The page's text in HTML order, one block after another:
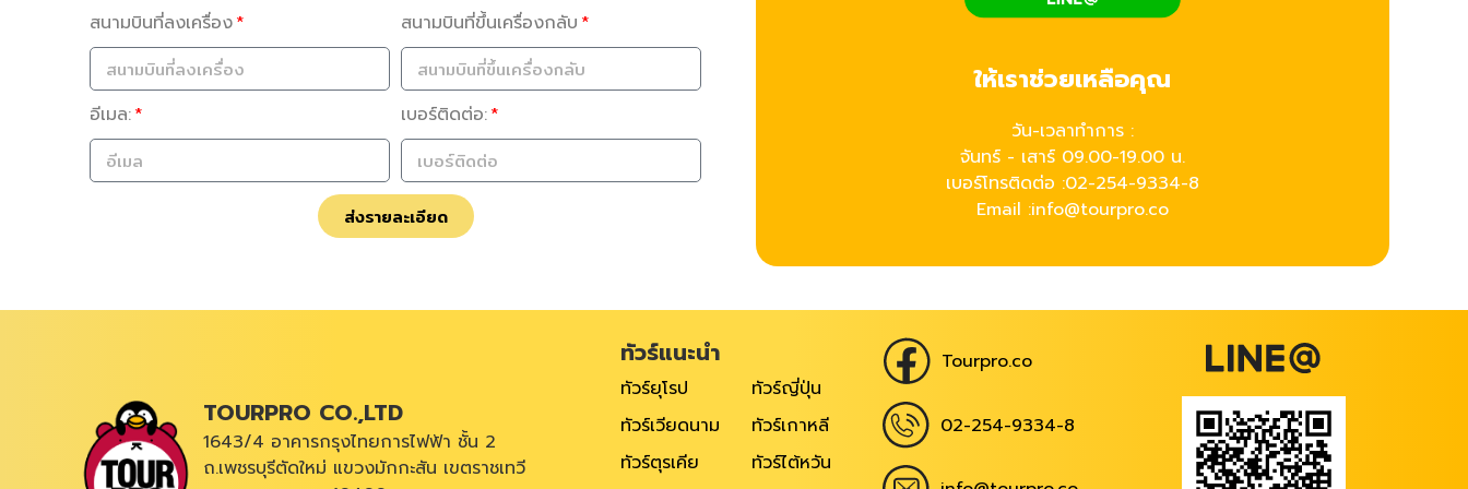
สนามบินที่ลงเครื่อง สนามบินที่ขึ้นเครื่องกลับ
อีเมล: เบอร์ติดต่อ:
ส่งรายละเอียด
ให้เราช่วยเหลือคุณ
วัน-เวลาทำการ :
จันทร์ - เสาร์ 09.00-19.00 น.
เบอร์โทรติดต่อ :02-254-9334-8
Email :info@tourpro.co
TOURPRO CO.,LTD
1643/4 อาคารกรุงไทยการไฟฟ้า ชั้น 2
ถ.เพชรบุรีตัดใหม่ แขวงมักกะสัน เขตราชเทวี
ทัวร์แนะนำ
ทัวร์ยุโรป
ทัวร์ญี่ปุ่น
ทัวร์เวียดนาม
ทัวร์เกาหลี
ทัวร์ตุรเคีย
ทัวร์ไต้หวัน
Tourpro.co
02-254-9334-8